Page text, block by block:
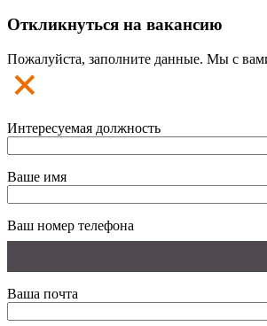
Откликнуться на вакансию
Пожалуйста, заполните данные. Мы с
Интересуемая должность
Ваше имя
Ваш номер телефона
Ваша почта